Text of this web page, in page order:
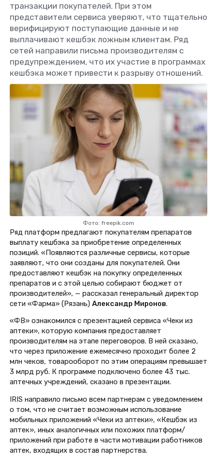
транзакции покупателей. При этом
представители сервиса уверяют, что тщательно
верифицируют поступающие данные и не
выплачивают кешбэк ложным клиентам. Ряд
сетей направили письма производителям с
предупреждением, что их участие в программах
кешбэка может привести к разрыву отношений.
Фото: freepik.com
Ряд платформ предлагают покупателям препаратов
выплату кешбэка за приобретение определенных
позиций. «Появляются различные сервисы, которые
заявляют, что они созданы для покупателей. Они
предоставляют кешбэк на покупку определенных
препаратов и с этой целью собирают бюджет от
производителей», — рассказал генеральный директор
сети «Фарма» (Рязань) Александр Миронов.
«ФВ» ознакомился с презентацией сервиса «Чеки из
аптеки», которую компания предоставляет
производителям на этапе переговоров. В ней сказано,
что через приложение ежемесячно проходит более 2
млн чеков, товарооборот по этим операциям превышает
3 млрд руб. К программе подключено более 43 тыс.
аптечных учреждений, сказано в презентации.
IRIS направило письмо всем партнерам с уведомлением
о том, что не считает возможным использование
мобильных приложений «Чеки из аптеки», «Кешбэк из
аптек», иных аналогичных или похожих платформ/
приложений при работе в части мотивации работников
аптек, входящих в состав партнерства.